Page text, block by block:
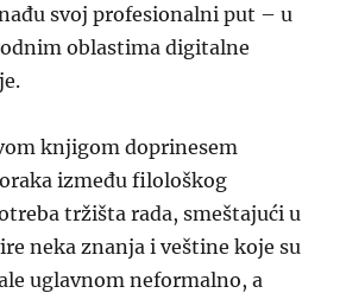
svoj profesionalni put – u
oblastima digitalne
knjigom doprinesem
između filološkog
tržišta rada, smeštajući u
neka znanja i veštine koje su
uglavnom neformalno, a